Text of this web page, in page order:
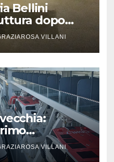
Bellini
dopo
VILLANI
GNL ad una
VILLANI